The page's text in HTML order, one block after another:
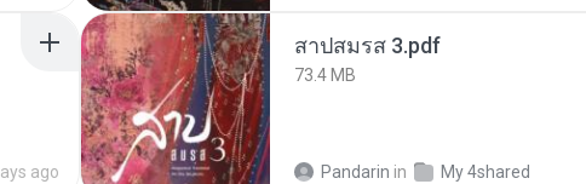
ago
สาปสมรส 3.pdf
73.4 MB
Pandarin in My 4shared